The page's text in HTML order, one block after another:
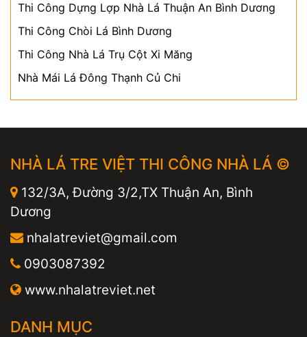
Thi Công Dựng Lợp Nhà Lá Thuận An Bình Dương
Thi Công Chòi Lá Bình Dương
Thi Công Nhà Lá Trụ Cột Xi Măng
Nhà Mái Lá Đông Thạnh Củ Chi
NHÀ LÁ TRE VIỆT THI CÔNG NHÀ LÁ ©
132/3A, Đường 3/2,TX Thuận An, Bình
Dương
nhalatreviet@gmail.com
0903087392
www.nhalatreviet.net
DANH MỤC